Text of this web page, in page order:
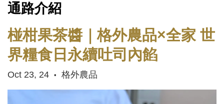
通路介紹
椪柑果茶醬｜格外農品×全家 世
界糧食日永續吐司內餡
Oct 23, 24 • 格外農品